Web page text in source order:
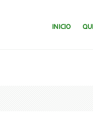
SALTAR AL
INICIO